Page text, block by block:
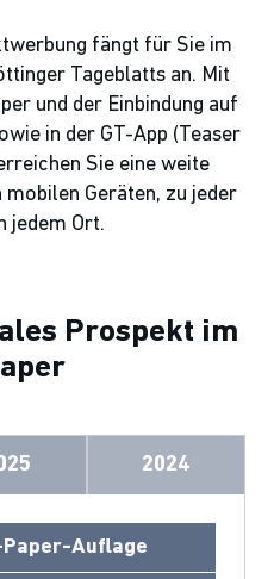
fängt für Sie im
Tageblatts an. Mit
und der Einbindung auf
in der GT-App (Teaser
Sie eine weite
Geräten, zu jeder
jedem Ort.
Prospekt im
2024
Paper-Auflage